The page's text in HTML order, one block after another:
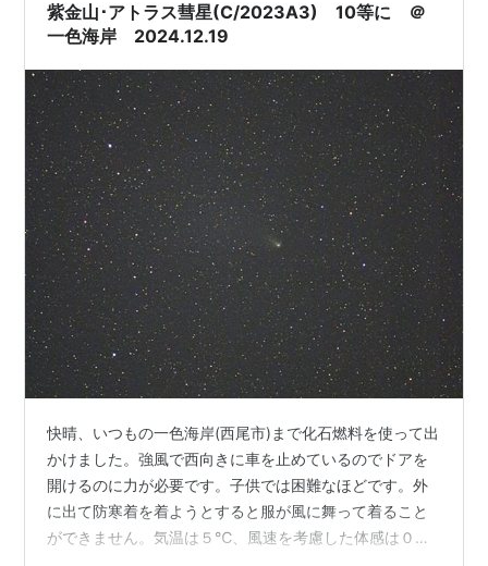
紫金山･アトラス彗星(C/2023A3) 10等に ＠
一色海岸 2024.12.19
快晴、いつもの一色海岸(西尾市)まで化石燃料を使って出
かけました。強風で西向きに車を止めているのでドアを
開けるのに力が必要です。子供では困難なほどです。外
に出て防寒着を着ようとすると服が風に舞って着ること
ができません。気温は５℃、風速を考慮した体感は０度